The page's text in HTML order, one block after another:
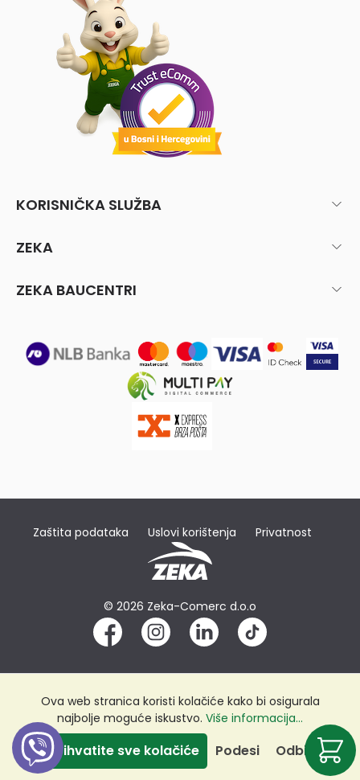
KORISNIČKA SLUŽBA
ZEKA
ZEKA BAUCENTRI
Zaštita podataka Uslovi korištenja Privatnost
© 2026 Zeka-Comerc d.o.o
Ova web stranica koristi kolačiće kako bi osigurala
najbolje moguće iskustvo. Više informacija...
Odbij
Podesi
Prihvatite sve kolačiće